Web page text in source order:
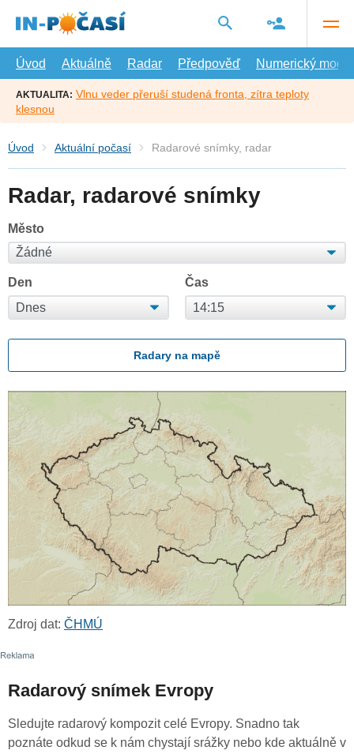
hlavní
Úvod
Aktuálně Radar Předpověď Numerický model
AKTUALITA: Vlnu veder přeruší studená fronta, zítra teploty
klesnou
Úvod Aktuální počasí Radarové snímky, radar
Radar, radarové snímky
Město
Den Čas
Radary na mapě
Zdroj dat: ČHMÚ
Radarový snímek Evropy
Sledujte radarový kompozit celé Evropy. Snadno tak
poznáte odkud se k nám chystají srážky nebo kde aktuálně v